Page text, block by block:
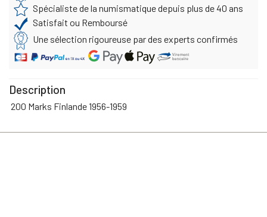
Spécialiste de la numismatique depuis plus de 40 ans
Satisfait ou Remboursé
Une sélection rigoureuse par des experts confirmés
Description
200 Marks Finlande 1956-1959